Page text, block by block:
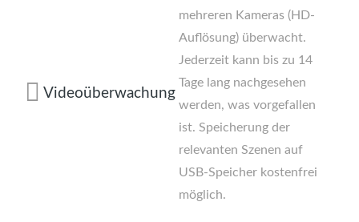
Videoüberwachung
mehreren Kameras (HD-
Auflösung) überwacht.
Jederzeit kann bis zu 14
Tage lang nachgesehen
werden, was vorgefallen
ist. Speicherung der
relevanten Szenen auf
USB-Speicher kostenfrei
möglich.